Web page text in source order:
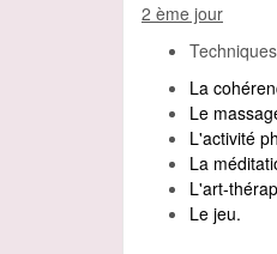
2 ème jour
La
Le
L'activité
La
L'art-
Le jeu.